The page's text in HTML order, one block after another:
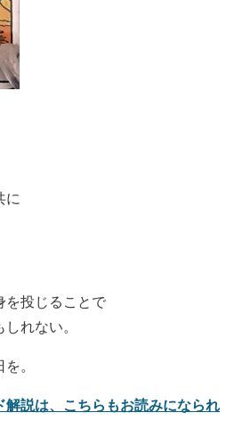
に
を投じることで
れない。
。
説は、こちらもお読みになられ